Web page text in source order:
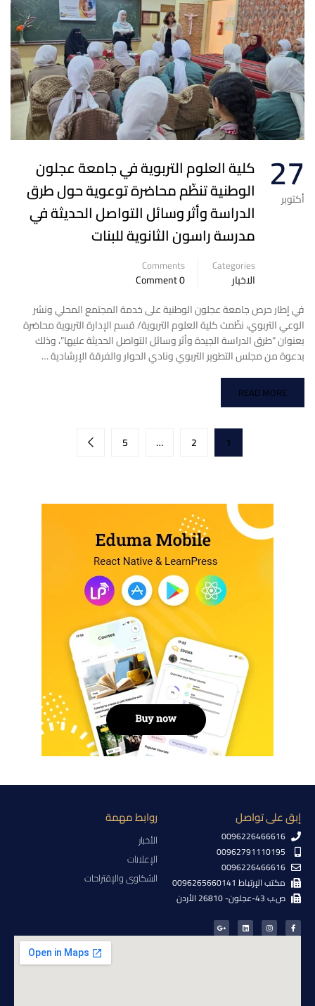
27
أكتوبر
كلية العلوم التربوية في جامعة عجلون
الوطنية تنظّم محاضرة توعوية حول طرق
الدراسة وأثر وسائل التواصل الحديثة في
مدرسة راسون الثانوية للبنات
Categories
الاخبار
Comments
0 Comment
في إطار حرص جامعة عجلون الوطنية على خدمة المجتمع المحلي ونشر
الوعي التربوي، نظّمت كلية العلوم التربوية/ قسم الإدارة التربوية محاضرة
بعنوان “طرق الدراسة الجيدة وأثر وسائل التواصل الحديثة عليها”، وذلك
بدعوة من مجلس التطوير التربوي ونادي الحوار والفرقة الإرشادية …
READ MORE
1
2
…
5
إبق على تواصل
0096226466616
00962791110195
0096226466616
مكتب الإرتباط 0096265660141
ص.ب 43-عجلون- 26810 الأردن
روابط مهمة
الأخبار
الإعلانات
الشكاوى والإقتراحات